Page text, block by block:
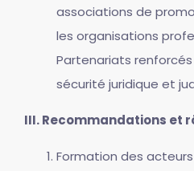
associations de
les organisations
Partenariats
sécurité juridique et
III. Recommandations et
Formation des